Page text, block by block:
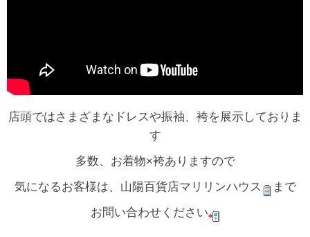
店頭ではさまざまなドレスや振袖、袴を展示しておりま
す
多数、お着物×袴ありますので
気になるお客様は、山陽百貨店マリリンハウス
まで
お問い合わせください